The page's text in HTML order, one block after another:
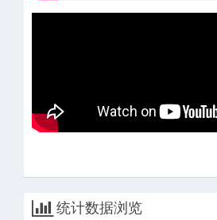
统计数据浏览